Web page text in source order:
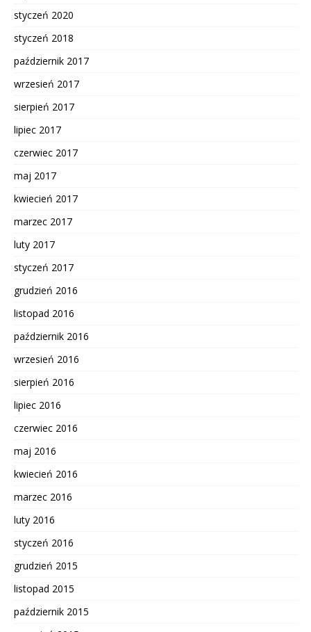
styczeń 2020
styczeń 2018
październik 2017
wrzesień 2017
sierpień 2017
lipiec 2017
czerwiec 2017
maj 2017
kwiecień 2017
marzec 2017
luty 2017
styczeń 2017
grudzień 2016
listopad 2016
październik 2016
wrzesień 2016
sierpień 2016
lipiec 2016
czerwiec 2016
maj 2016
kwiecień 2016
marzec 2016
luty 2016
styczeń 2016
grudzień 2015
listopad 2015
październik 2015